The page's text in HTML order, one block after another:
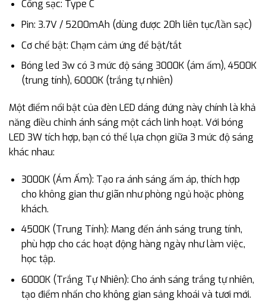
Cổng sạc: Type C
Pin: 3.7V / 5200mAh (dùng được 20h liên tục/lần sạc)
Cơ chế bật: Chạm cảm ứng để bật/tắt
Bóng led 3w có 3 mức độ sáng 3000K (ám ấm), 4500K
(trung tính), 6000K (trắng tự nhiên)
Một điểm nổi bật của đèn LED dáng đứng này chính là khả
năng điều chỉnh ánh sáng một cách linh hoạt. Với bóng
LED 3W tích hợp, bạn có thể lựa chọn giữa 3 mức độ sáng
khác nhau:
3000K (Ám Ấm): Tạo ra ánh sáng ấm áp, thích hợp
cho không gian thư giãn như phòng ngủ hoặc phòng
khách.
4500K (Trung Tính): Mang đến ánh sáng trung tính,
phù hợp cho các hoạt động hàng ngày như làm việc,
học tập.
6000K (Trắng Tự Nhiên): Cho ánh sáng trắng tự nhiên,
tạo điểm nhấn cho không gian sảng khoái và tươi mới.